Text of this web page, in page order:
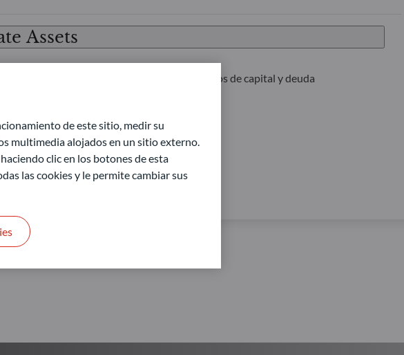
Assets
Ofrecer acceso a los mercados privados de capital y deuda
de este sitio, medir su
multimedia alojados en un sitio externo.
clic en los botones de esta
las cookies y le permite cambiar sus